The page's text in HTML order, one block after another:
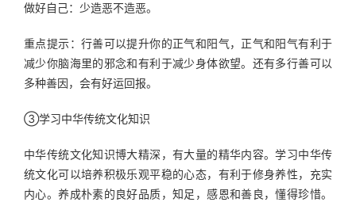
做好自己：少造恶不造恶。
重点提示：行善可以提升你的正气和阳气，正气和阳气有利于
减少你脑海里的邪念和有利于减少身体欲望。还有多行善可以
多种善因，会有好运回报。
③学习中华传统文化知识
中华传统文化知识博大精深，有大量的精华内容。学习中华传
统文化可以培养积极乐观平稳的心态，有利于修身养性，充实
内心。养成朴素的良好品质，知足，感恩和善良，懂得珍惜。